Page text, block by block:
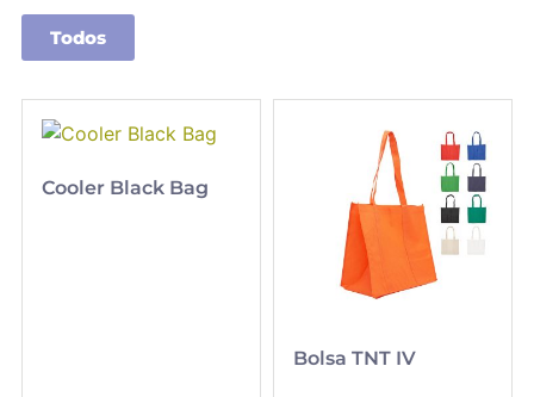
Todos
Cooler Black Bag
Bolsa TNT IV